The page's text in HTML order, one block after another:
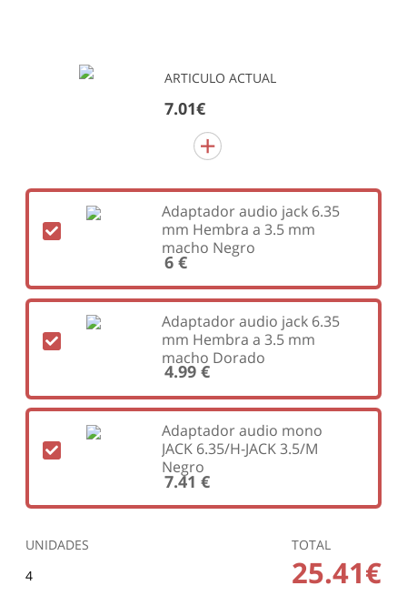
ARTICULO ACTUAL
7.01€
Adaptador audio jack 6.35
mm Hembra a 3.5 mm
macho Negro
6 €
Adaptador audio jack 6.35
mm Hembra a 3.5 mm
macho Dorado
4.99 €
Adaptador audio mono
JACK 6.35/H-JACK 3.5/M
Negro
7.41 €
UNIDADES
4
TOTAL
25.41€